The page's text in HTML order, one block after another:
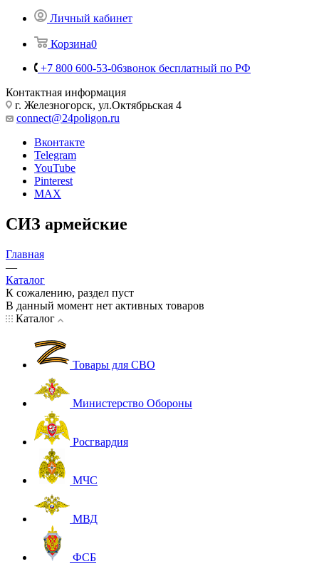
Личный кабинет
Корзина0
+7 800 600-53-06звонок бесплатный по РФ
Контактная информация
г. Железногорск, ул.Октябрьская 4
connect@24poligon.ru
Вконтакте
Telegram
YouTube
Pinterest
MAX
СИЗ армейские
Главная
—
Каталог
К сожалению, раздел пуст
В данный момент нет активных товаров
Каталог
Товары для СВО
Министерство Обороны
Росгвардия
МЧС
МВД
ФСБ